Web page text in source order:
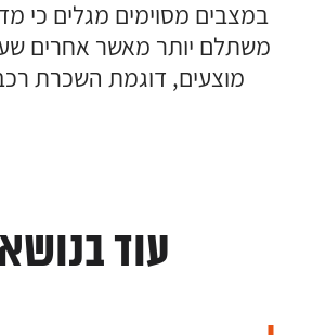
במצבים מסוימים מגלים כי
משתלם יותר מאשר אחרים
מוצעים, דוגמת השכרת
עוד